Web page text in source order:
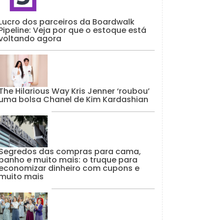
dos parceiros da Boardwalk
Veja por que o estoque está
agora
Hilarious Way Kris Jenner ‘roubou’
bolsa Chanel de Kim Kardashian
das compras para cama,
e muito mais: o truque para
dinheiro com cupons e
mais